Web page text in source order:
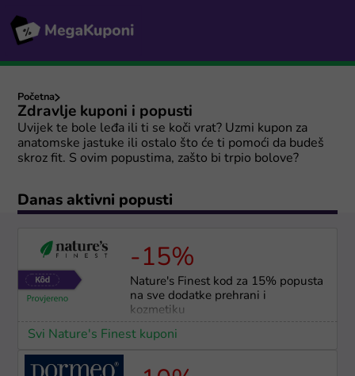
Početna
Zdravlje kuponi i popusti
Uvijek te bole leđa ili ti se koči vrat? Uzmi kupon za
anatomske jastuke ili ostalo što će ti pomoći da budeš
skroz fit. S ovim popustima, zašto bi trpio bolove?
Danas aktivni popusti
-15%
Nature's Finest kod za 15% popusta
na sve dodatke prehrani i
kozmetiku
Svi Nature's Finest kuponi